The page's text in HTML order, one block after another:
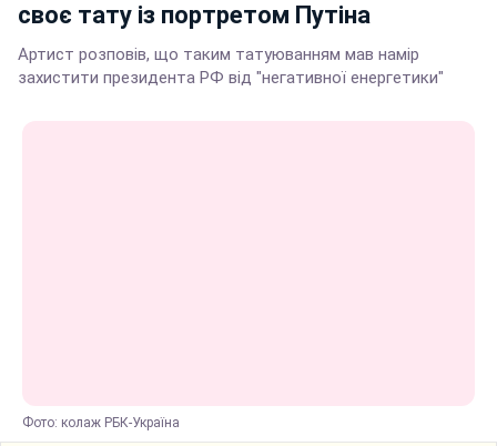
своє тату із портретом Путіна
Артист розповів, що таким татуюванням мав намір
захистити президента РФ від "негативної енергетики"
Фото: колаж РБК-Україна